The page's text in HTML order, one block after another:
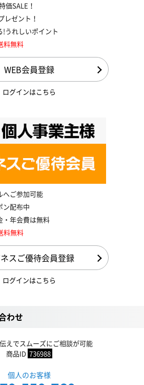
価SALE！
レゼント！
!うれしいポイント
料無料
WEB会員登録
ログインはこちら
へご参加可能
ン配布中
・年会費は無料
料無料
スご優待会員登録
ログインはこちら
わせ
えでスムーズにご相談が可能
商品ID 736988
個人のお客様